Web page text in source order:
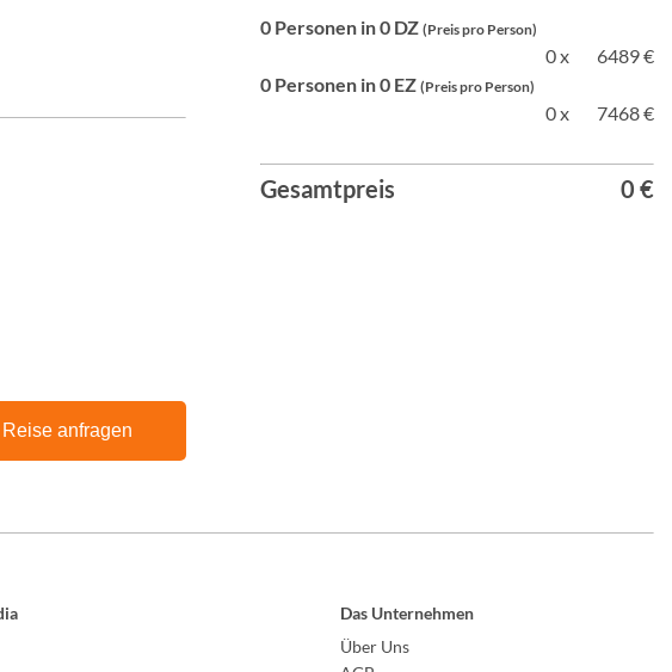
0 Personen in 0 DZ (Preis pro Person)
0 x
6489 €
0 Personen in 0 EZ (Preis pro Person)
0 x 7468 €
Gesamtpreis 0 €
Reise anfragen
Das Unternehmen
Über Uns